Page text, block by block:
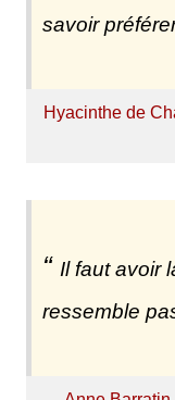
savoir
Hyacinthe de
Il faut avoir
ressemble